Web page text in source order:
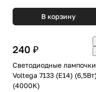
В корзину
240 ₽
Светодиодные лампочки
Voltega 7133 (E14) (6,5Вт)
(4000K)